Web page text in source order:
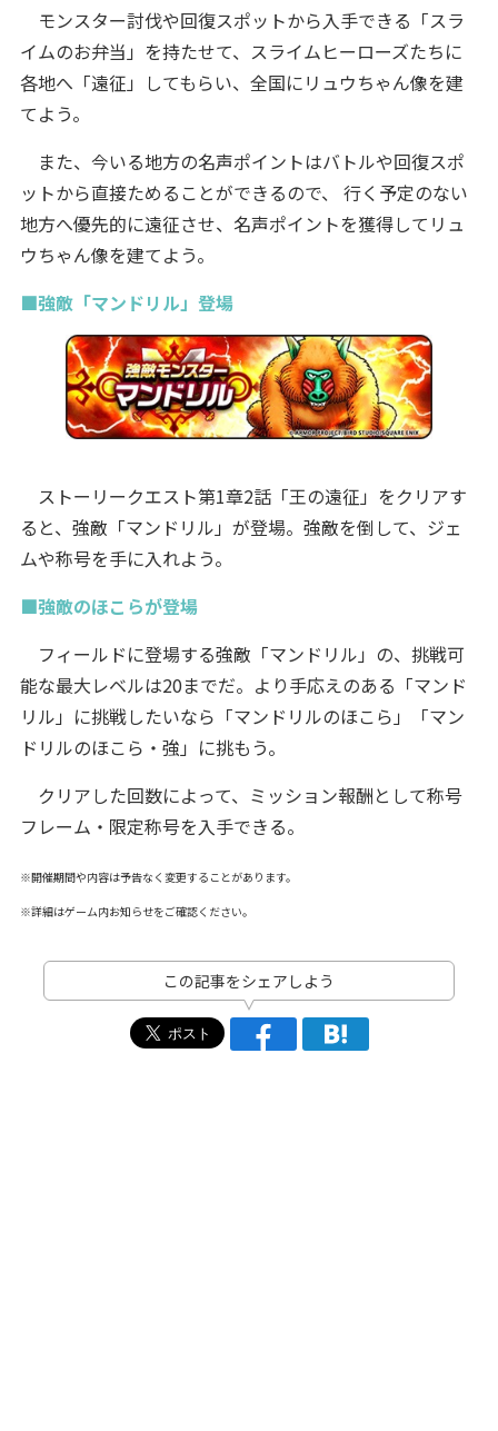
モンスター討伐や回復スポットから入手できる「スラ
イムのお弁当」を持たせて、スライムヒーローズたちに
各地へ「遠征」してもらい、全国にリュウちゃん像を建
てよう。
また、今いる地方の名声ポイントはバトルや回復スポ
ットから直接ためることができるので、 行く予定のない
地方へ優先的に遠征させ、名声ポイントを獲得してリュ
ウちゃん像を建てよう。
■強敵「マンドリル」登場
ストーリークエスト第1章2話「王の遠征」をクリアす
ると、強敵「マンドリル」が登場。強敵を倒して、ジェ
ムや称号を手に入れよう。
■強敵のほこらが登場
フィールドに登場する強敵「マンドリル」の、挑戦可
能な最大レベルは20までだ。より手応えのある「マンド
リル」に挑戦したいなら「マンドリルのほこら」「マン
ドリルのほこら・強」に挑もう。
クリアした回数によって、ミッション報酬として称号
フレーム・限定称号を入手できる。
※開催期間や内容は予告なく変更することがあります。
※詳細はゲーム内お知らせをご確認ください。
この記事をシェアしよう